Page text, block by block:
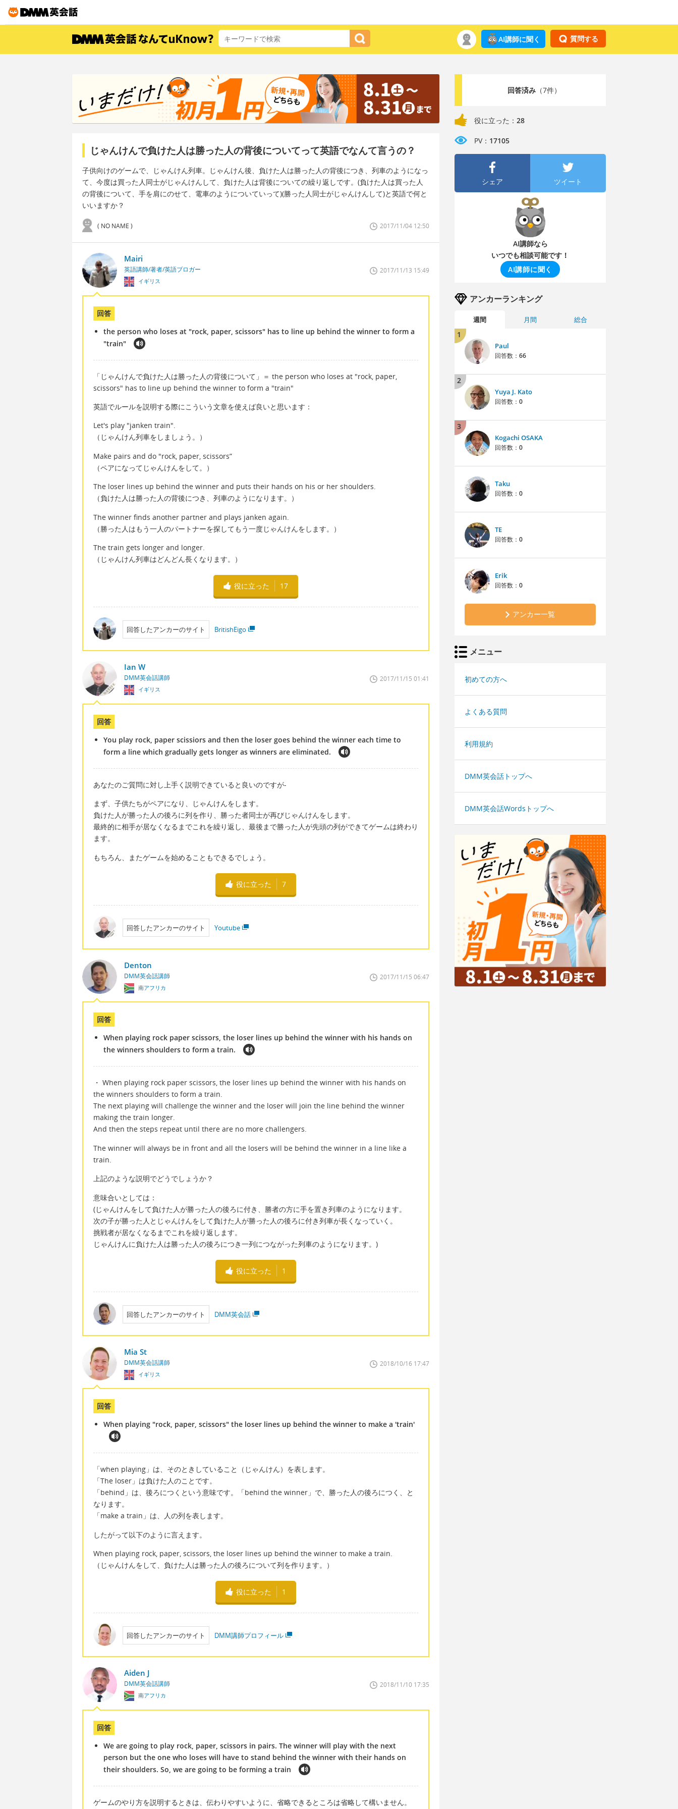
質問する
AI講師に聞く
じゃんけんで負けた人は勝った人の背後についてって英語でなんて言うの？
子供向けのゲームで、じゃんけん列車。じゃんけん後、負けた人は勝った人の背後につき、列車のようになっ
て、今度は買った人同士がじゃんけんして、負けた人は背後についての繰り返しです。(負けた人は買った人
の背後について、手を肩にのせて、電車のようについていって)(勝った人同士がじゃんけんして)と英語で何と
いいますか？
( NO NAME ) 2017/11/04 12:50
Mairi
英語講師/著者/英語ブロガー
イギリス
2017/11/13 15:49
回答
the person who loses at "rock, paper, scissors" has to line up behind the winner to form a
"train"
「じゃんけんで負けた人は勝った人の背後について」＝ the person who loses at "rock, paper,
scissors" has to line up behind the winner to form a "train"
英語でルールを説明する際にこういう文章を使えば良いと思います：
Let's play "janken train".
（じゃんけん列車をしましょう。）
Make pairs and do "rock, paper, scissors”
（ペアになってじゃんけんをして。）
The loser lines up behind the winner and puts their hands on his or her shoulders.
（負けた人は勝った人の背後につき、列車のようになります。）
The winner finds another partner and plays janken again.
（勝った人はもう一人のパートナーを探してもう一度じゃんけんをします。）
The train gets longer and longer.
（じゃんけん列車はどんどん長くなります。）
役に立った 17
回答したアンカーのサイト BritishEigo
Ian W
DMM英会話講師
イギリス
2017/11/15 01:41
回答
You play rock, paper scissiors and then the loser goes behind the winner each time to
form a line which gradually gets longer as winners are eliminated.
あなたのご質問に対し上手く説明できていると良いのですが-
まず、子供たちがペアになり、じゃんけんをします。
負けた人が勝った人の後ろに列を作り、勝った者同士が再びじゃんけんをします。
最終的に相手が居なくなるまでこれを繰り返し、最後まで勝った人が先頭の列ができてゲームは終わり
ます。
もちろん、またゲームを始めることもできるでしょう。
役に立った 7
回答したアンカーのサイト Youtube
Denton
DMM英会話講師
南アフリカ
2017/11/15 06:47
回答
When playing rock paper scissors, the loser lines up behind the winner with his hands on
the winners shoulders to form a train.
・ When playing rock paper scissors, the loser lines up behind the winner with his hands on
the winners shoulders to form a train.
The next playing will challenge the winner and the loser will join the line behind the winner
making the train longer.
And then the steps repeat until there are no more challengers.
The winner will always be in front and all the losers will be behind the winner in a line like a
train.
上記のような説明でどうでしょうか？
意味合いとしては：
(じゃんけんをして負けた人が勝った人の後ろに付き、勝者の方に手を置き列車のようになります。
次の子が勝った人とじゃんけんをして負けた人が勝った人の後ろに付き列車が長くなっていく。
挑戦者が居なくなるまでこれを繰り返します。
じゃんけんに負けた人は勝った人の後ろにつき一列につながった列車のようになります。)
役に立った 1
回答したアンカーのサイト DMM英会話
Mia St
DMM英会話講師
イギリス
2018/10/16 17:47
回答
When playing "rock, paper, scissors" the loser lines up behind the winner to make a 'train'
「when playing」は、そのときしていること（じゃんけん）を表します。
「The loser」は負けた人のことです。
「behind」は、後ろにつくという意味です。「behind the winner」で、勝った人の後ろにつく、と
なります。
「make a train」は、人の列を表します。
したがって以下のように言えます。
When playing rock, paper, scissors, the loser lines up behind the winner to make a train.
（じゃんけんをして、負けた人は勝った人の後ろについて列を作ります。）
役に立った 1
回答したアンカーのサイト DMM講師プロフィール
Aiden J
DMM英会話講師
南アフリカ
2018/11/10 17:35
回答
We are going to play rock, paper, scissors in pairs. The winner will play with the next
person but the one who loses will have to stand behind the winner with their hands on
their shoulders. So, we are going to be forming a train
ゲームのやり方を説明するときは、伝わりやすいように、省略できるところは省略して構いません。
回答済み（7件）
役に立った： 28
PV： 17105
シェア ツイート
AI講師なら
いつでも相談可能です！
AI講師に聞く
アンカーランキング
週間 月間 総合
1
Paul
回答数： 66
2
Yuya J. Kato
回答数： 0
3
Kogachi OSAKA
回答数： 0
Taku
回答数： 0
TE
回答数： 0
Erik
回答数： 0
アンカー一覧
メニュー
初めての方へ
よくある質問
利用規約
DMM英会話トップへ
DMM英会話Wordsトップへ